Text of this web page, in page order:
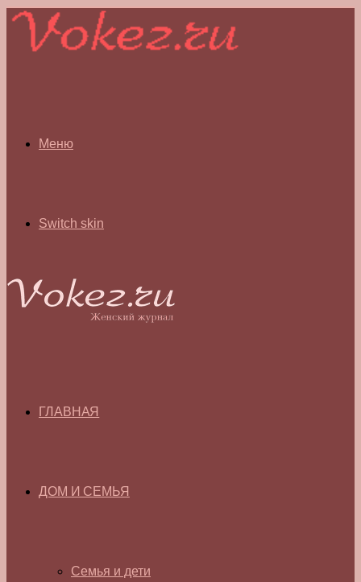
Меню
Switch skin
ГЛАВНАЯ
ДОМ И СЕМЬЯ
Семья и дети